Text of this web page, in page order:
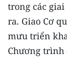
trong các giai
ra. Giao Cơ
mưu triển
Chương trình